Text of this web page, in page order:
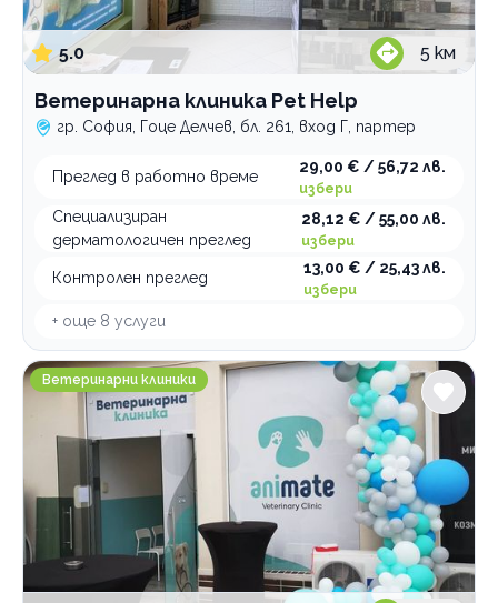
5.0 5 км
Ветеринарна клиника Pet Help
гр. София, Гоце Делчев, бл. 261, вход Г, партер
Преглед в работно време
29,00 € / 56,72 лв.
избери
Специализиран
дерматологичен преглед
28,12 € / 55,00 лв.
избери
Контролен преглед
13,00 € / 25,43 лв.
избери
+ още 8 услуги
Ветеринарна клиника Анимейт
Ветеринарни клиники